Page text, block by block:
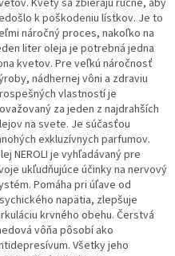
k poškodeniu lístkov. Je to
náročný proces, nakoľko na
liter oleja je potrebná jedna
kvetov. Pre veľkú náročnosť
nádhernej vôni a zdraviu
vlastností je
za jeden z najdrahších
na svete. Je súčasťou
exkluzívnych parfumov.
NEROLI je vyhľadávaný pre
ukľudňujúce účinky na nervový
Pomáha pri úľave od
napätia, zlepšuje
krvného obehu. Čerstvá
vôňa pôsobí ako
Všetky jeho